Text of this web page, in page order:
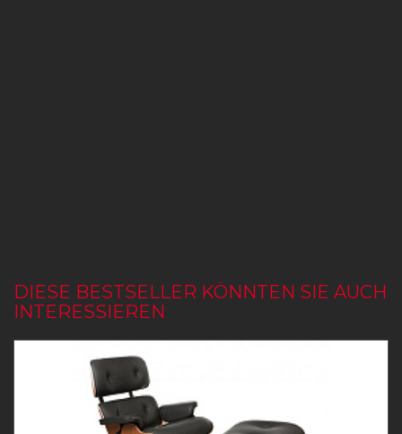
DIESE BESTSELLER KÖNNTEN SIE AUCH
INTERESSIEREN